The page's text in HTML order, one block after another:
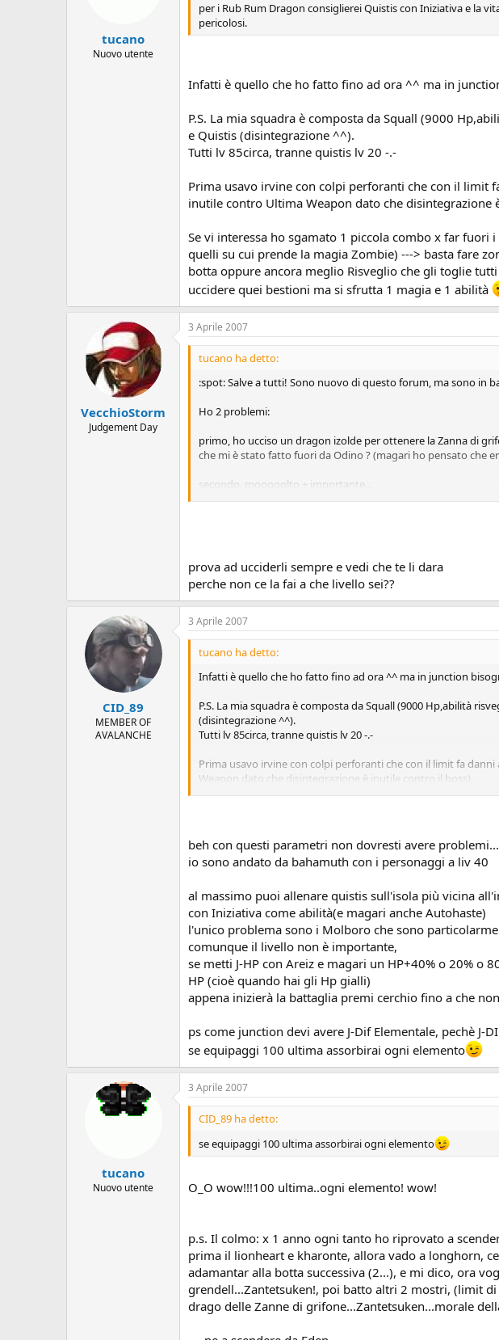
tucano
Nuovo utente
per i Rub Rum Dragon consiglierei Quistis con Iniziativa e la
pericolosi.
Infatti è quello che ho fatto fino ad ora ^^ ma in
P.S. La mia squadra è composta da Squall (9000
e Quistis (disintegrazione ^^).
Tutti lv 85circa, tranne quistis lv 20 -.-
Prima usavo irvine con colpi perforanti che con il limit
inutile contro Ultima Weapon dato che disintegrazione
Se vi interessa ho sgamato 1 piccola combo x far
quelli su cui prende la magia Zombie) ---> basta fare
botta oppure ancora meglio Risveglio che gli toglie
uccidere quei bestioni ma si sfrutta 1 magia e 1 abilità
VecchioStorm
Judgement Day
3 Aprile 2007
tucano ha detto:
:spot: Salve a tutti! Sono nuovo di questo forum, ma sono in
Ho 2 problemi:
primo, ho ucciso un dragon izolde per ottenere la Zanna di
che mi è stato fatto fuori da Odino ? (magari ho pensato che
secondo, mooooolto + importante..
cerchio non mi esce il limit di quistis :'-( ) . Il rubrum dragon
sono fermo lì... Idee??
prova ad ucciderli sempre e vedi che te li dara
perche non ce la fai a che livello sei??
CID_89
MEMBER OF
AVALANCHE
3 Aprile 2007
tucano ha detto:
Infatti è quello che ho fatto fino ad ora ^^ ma in junction
P.S. La mia squadra è composta da Squall (9000 Hp,abilità
(disintegrazione ^^).
Tutti lv 85circa, tranne quistis lv 20 -.-
Prima usavo irvine con colpi perforanti che con il limit fa
Weapon dato che disintegrazione è inutile contro il boss).
toglie tutti gli Hp in una botta (indipendentemente da quanti
beh con questi parametri non dovresti avere problemi...
io sono andato da bahamuth con i personaggi a liv 40
al massimo puoi allenare quistis sull'isola più vicina
con Iniziativa come abilità(e magari anche Autohaste)
l'unico problema sono i Molboro che sono
comunque il livello non è importante,
se metti J-HP con Areiz e magari un HP+40% o 20%
HP (cioè quando hai gli Hp gialli)
appena inizierà la battaglia premi cerchio fino a che
ps come junction devi avere J-Dif Elementale, pechè J-
se equipaggi 100 ultima assorbirai ogni elemento
tucano
Nuovo utente
3 Aprile 2007
CID_89 ha detto:
se equipaggi 100 ultima assorbirai ogni elemento
O_O wow!!!100 ultima..ogni elemento! wow!
p.s. Il colmo: x 1 anno ogni tanto ho riprovato a
prima il lionheart e kharonte, allora vado a longhorn,
adamantar alla botta successiva (2...), e mi dico, ora
grendell...Zantetsuken!, poi batto altri 2 mostri, (limit di
drago delle Zanne di grifone...Zantetsuken...morale